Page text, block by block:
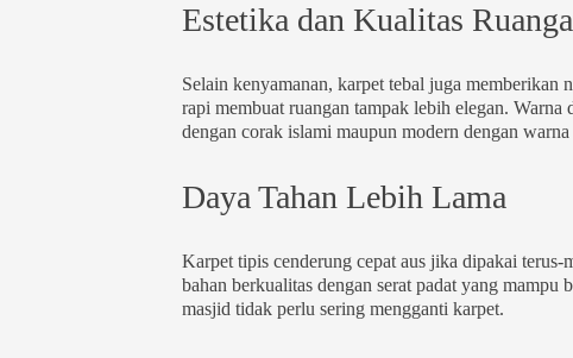
Estetika dan Kualitas
Selain kenyamanan, karpet tebal juga memberikan
rapi membuat ruangan tampak lebih elegan.
dengan corak islami maupun modern dengan
Daya Tahan Lebih Lama
Karpet tipis cenderung cepat aus jika dipakai terus-
bahan berkualitas dengan serat padat yang
masjid tidak perlu sering mengganti karpet.